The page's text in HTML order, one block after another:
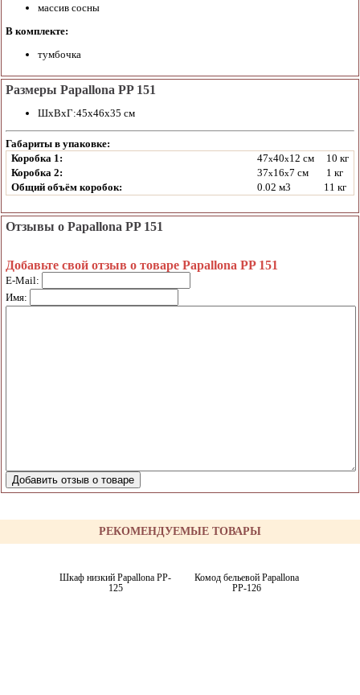
массив сосны
В комплекте:
тумбочка
Размеры Papallona PP 151
ШхВхГ:45x46x35 см
Габариты в упаковке:
Коробка 1:
47x40x12 см
10 кг
Коробка 2:
37x16x7 см
1 кг
Общий объём коробок:
0.02 м3 11 кг
Отзывы о Papallona PP 151
Добавьте свой отзыв о товаре Papallona PP 151
E-Mail:
Имя:
РЕКОМЕНДУЕМЫЕ ТОВАРЫ
Шкаф низкий Papallona PP-
125
Комод бельевой Papallona
PP-126